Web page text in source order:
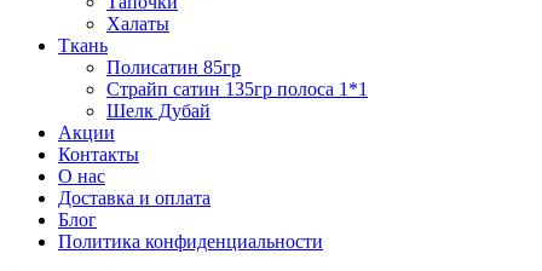
Халаты
Ткань
Полисатин 85гр
Страйп сатин 135гр полоса 1*1
Шелк Дубай
Акции
Контакты
О нас
Доставка и оплата
Блог
Политика конфиденциальности